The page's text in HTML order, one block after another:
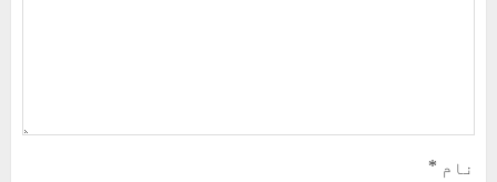
نام *